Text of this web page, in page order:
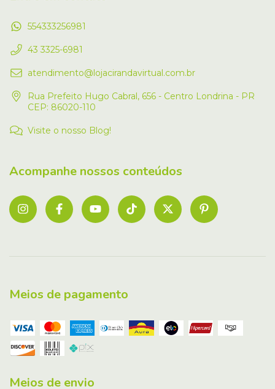
554333256981
43 3325-6981
atendimento@lojacirandavirtual.com.br
Rua Prefeito Hugo Cabral, 656 - Centro Londrina - PR
CEP: 86020-110
Visite o nosso Blog!
Acompanhe nossos conteúdos
Meios de pagamento
Meios de envio